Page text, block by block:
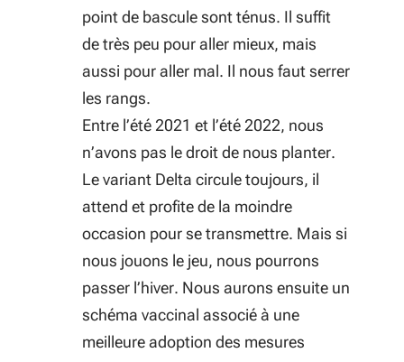
point de bascule sont ténus. Il suffit
de très peu pour aller mieux, mais
aussi pour aller mal. Il nous faut serrer
les rangs.
Entre l’été 2021 et l’été 2022, nous
n’avons pas le droit de nous planter.
Le variant Delta circule toujours, il
attend et profite de la moindre
occasion pour se transmettre. Mais si
nous jouons le jeu, nous pourrons
passer l’hiver. Nous aurons ensuite un
schéma vaccinal associé à une
meilleure adoption des mesures